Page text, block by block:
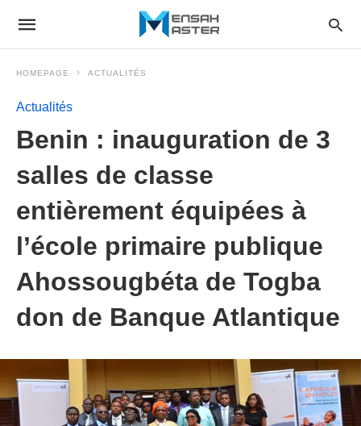
HOMEPAGE ACTUALITÉS
Actualités
Benin : inauguration de 3
salles de classe
entièrement équipées à
l’école primaire publique
Ahossougbéta de Togba
don de Banque Atlantique